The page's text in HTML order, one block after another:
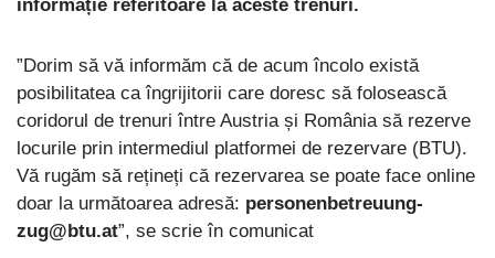
informație referitoare la aceste trenuri.
”Dorim să vă informăm că de acum încolo există
posibilitatea ca îngrijitorii care doresc să folosească
coridorul de trenuri între Austria și România să rezerve
locurile prin intermediul platformei de rezervare (BTU).
Vă rugăm să rețineți că rezervarea se poate face online
doar la următoarea adresă: personenbetreuung-
zug@btu.at”, se scrie în comunicat